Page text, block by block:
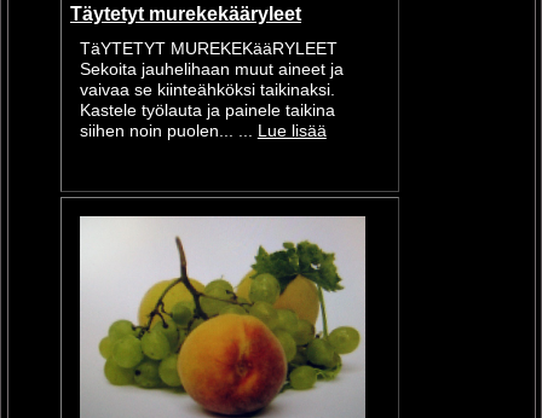
Täytetyt murekekääryleet
TäYTETYT MUREKEKääRYLEET
Sekoita jauhelihaan muut aineet ja
vaivaa se kiinteähköksi taikinaksi.
Kastele työlauta ja painele taikina
siihen noin puolen... ... Lue lisää